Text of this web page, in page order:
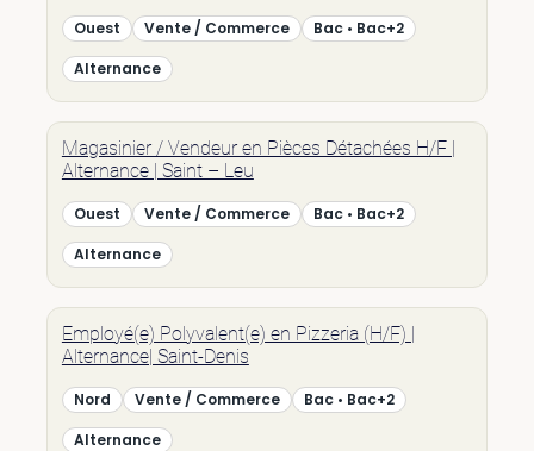
Ouest Vente / Commerce
Bac • Bac+2
Alternance
Magasinier / Vendeur en Pièces Détachées H/F |
Alternance | Saint – Leu
Ouest Vente / Commerce
Bac • Bac+2
Alternance
Employé(e) Polyvalent(e) en Pizzeria (H/F) |
Alternance| Saint-Denis
Nord Vente / Commerce
Bac • Bac+2
Alternance